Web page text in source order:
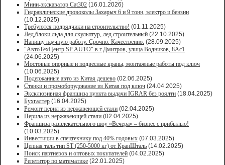
Мини-экскаватор Cat302 (16.01.2026)
Гидравлические дровоколы Захарыч 6 и 9 тонн, электро и бензин
(10.12.2025)
Требуются подрядчики на строительство! (01.11.2025)
Лед,блоки льда для скульптур, лед строительный (22.10.2025)
Напишу научную работу. Срочно. Качественно. (28.09.2025)
"АвтоТехЦентр SP AUTO" в г.Дмитров, улица Водников, 8Ас1
(24.06.2025)
Мостовые опорные и подвесные краны, монтажные работы под ключ
(10.06.2025)
Подержанные авто из Китая дешево (02.06.2025)
Станки и промоборудование из Китая под ключ (24.04.2025)
Эксклюзивная франшиза пункта выдачи IGRAR без роялти (18.04.2025)
Бухгалтер (16.04.2025)
Ремонт перил из нержавеющей стали (02.04.2025)
Перила из нержавеющей стали (02.04.2025)
Франшиза развлекательного шоу «Вечера» – бизнес с прибылью!
(10.03.2025)
Инвестиции в спецтехнику под 40% годовых (07.03.2025)
Цепная таль тип ST (250-5000 кг) от КранШталь (14.02.2025)
Поиск партнеров и оптовых покупателей (04.02.2025)
Репетитор по математике (22.01.2025)